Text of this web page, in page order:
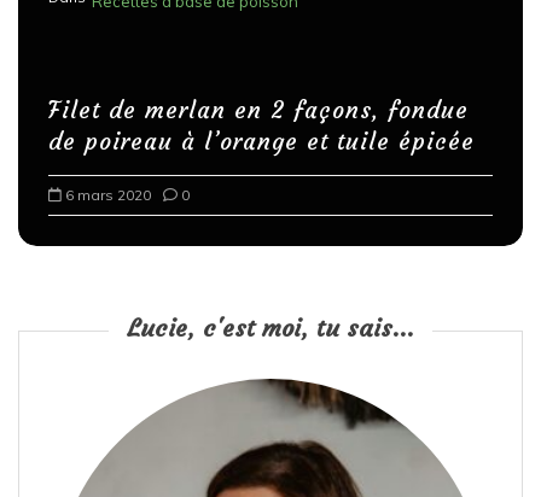
Filet de merlan en 2 façons, fondue
de poireau à l’orange et tuile épicée
6 mars 2020 0
Lucie, c'est moi, tu sais...